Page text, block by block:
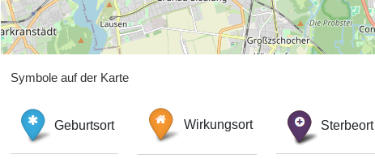
Symbole auf der Karte
Geburtsort Wirkungsort Sterbeort